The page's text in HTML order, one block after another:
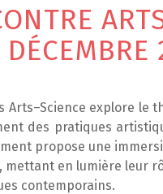
Arts–Science explore le
des pratiques
propose une
mettant en lumière leur
contemporains.